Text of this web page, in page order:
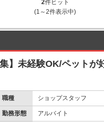
2件ヒット
(1～2件表示中)
】未経験OK/ペットが
職種 ショップスタッフ
勤務形態 アルバイト